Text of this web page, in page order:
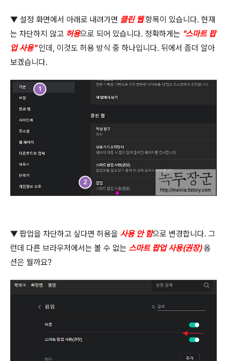
▼ 설정 화면에서 아래로 내려가면 클린 웹항목이 있습니다. 현재
는 차단하지 않고 허용으로 되어 있습니다. 정확하게는 "스마트 팝
업 사용" 인데 , 이것도 허용 방식 중 하나입니다. 뒤에서 좀더 알아
보겠습니다.
▼ 팝업을 차단하고 싶다면 허용을 사용 안 함으로 변경합니다. 그
런데 다른 브라우저에서는 볼 수 없는 스마트 팝업 사용(권장) 옵
션은 뭘까요?